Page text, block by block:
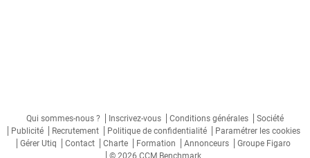
Qui sommes-nous ? Inscrivez-vous Conditions générales
Société
Publicité
Recrutement Politique de confidentialité
Paramétrer les cookies
Gérer Utiq
Contact Charte Formation Annonceurs
Groupe Figaro
© 2026 CCM Benchmark